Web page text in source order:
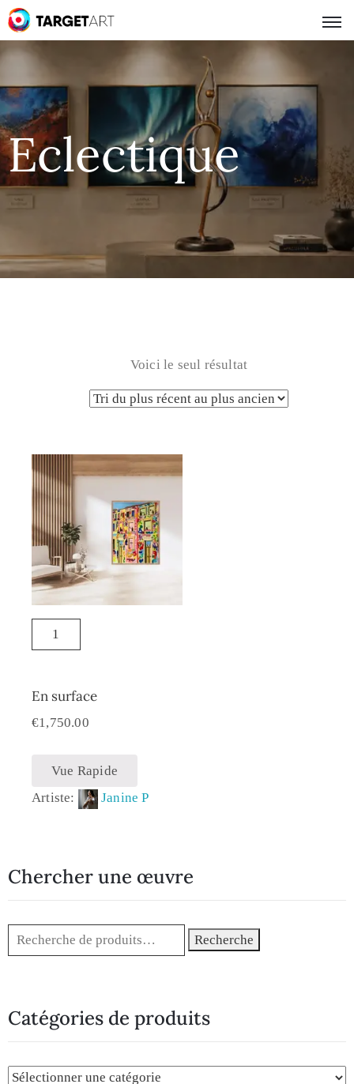
Eclectique
Voici le seul résultat
En surface
€1,750.00
Vue Rapide
Artiste:
Janine P
Chercher une œuvre
Recherche
Catégories de produits